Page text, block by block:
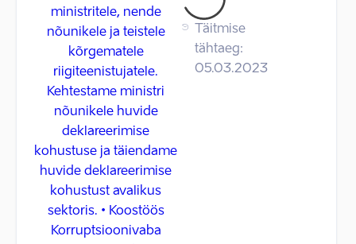
ministritele, nende
nõunikele ja teistele
kõrgematele
riigiteenistujatele.
Kehtestame ministri
nõunikele huvide
deklareerimise
kohustuse ja täiendame
huvide deklareerimise
kohustust avalikus
sektoris. • Koostöös
Korruptsioonivaba
Täitmise
tähtaeg:
05.03.2023